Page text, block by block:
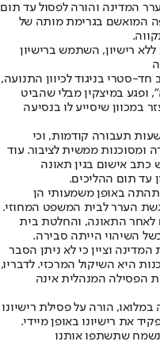
המדינה והורה לפסול עד תום
המואשם בגרימת מותה של
רישיון, השתמש ברישיון
סטרי בניגוד לכיוון התנועה,
ופגע במיצקין מבלי שהביט
במכוון שיסייע לו בנסיעה
כי לחובתו של הנהג 59 הרשעות תעבורה קודמות, וכי
ומסוכנות ממשית לציבור. עוד
כתב אישום בגין תאונה
עד תום ההליכים.
באופן משמעותי הן
הערר לבית המשפט המחוזי.
לאחר התאונה, והחלטת בית
השיהוי הייתה סבירה.
וציין כי לא ניתן הסבר
היא השיקול המרכזי. לדבריו,
הפסילה המנהלית אינה
הורה על פסילת רישיונו
את רישיונו באופן מיידי.
שתשתפו אותנו